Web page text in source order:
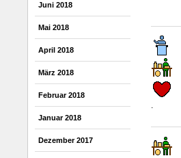
Juni 2018
Mai 2018
April 2018
März 2018
Februar 2018
Januar 2018
Dezember 2017
.